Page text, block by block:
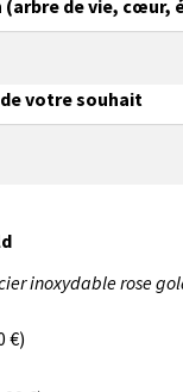
de vie,
votre souhait
inoxydable rose
€)